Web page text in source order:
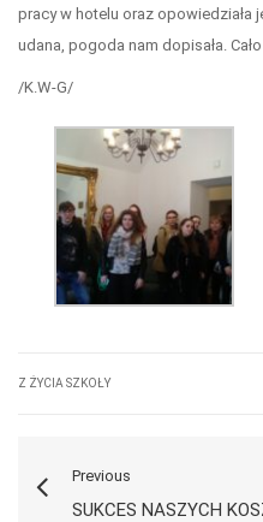
pracy w hotelu oraz opowiedziała
udana, pogoda nam dopisała.
/K.W-G/
Z ŻYCIA SZKOŁY
Previous
SUKCES NASZYCH